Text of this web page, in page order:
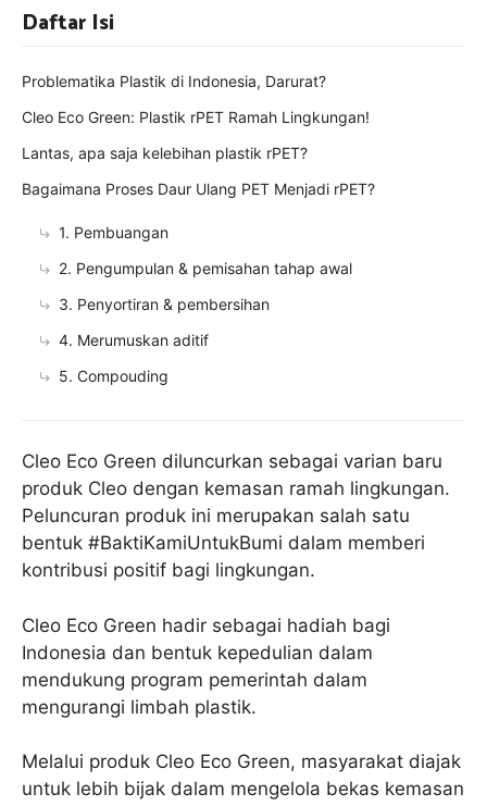
Cleo Eco Green diluncurkan sebagai varian baru
produk Cleo dengan kemasan ramah lingkungan.
Peluncuran produk ini merupakan salah satu
bentuk #BaktiKamiUntukBumi dalam memberi
kontribusi positif bagi lingkungan.
Cleo Eco Green hadir sebagai hadiah bagi
Indonesia dan bentuk kepedulian dalam
mendukung program pemerintah dalam
mengurangi limbah plastik.
Melalui produk Cleo Eco Green, masyarakat diajak
untuk lebih bijak dalam mengelola bekas kemasan
Daftar Isi
Problematika Plastik di Indonesia, Darurat?
Cleo Eco Green: Plastik rPET Ramah Lingkungan!
Lantas, apa saja kelebihan plastik rPET?
Bagaimana Proses Daur Ulang PET Menjadi rPET?
1. Pembuangan
2. Pengumpulan & pemisahan tahap awal
3. Penyortiran & pembersihan
4. Merumuskan aditif
5. Compouding